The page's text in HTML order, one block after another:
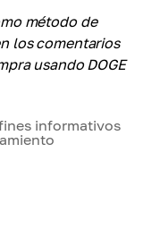
método de
los comentarios
usando DOGE
informativos